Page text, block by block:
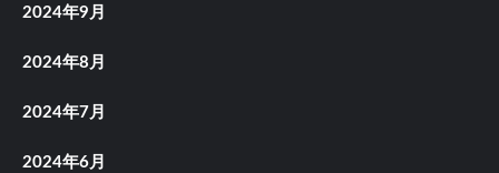
2024年9月
2024年8月
2024年7月
2024年6月